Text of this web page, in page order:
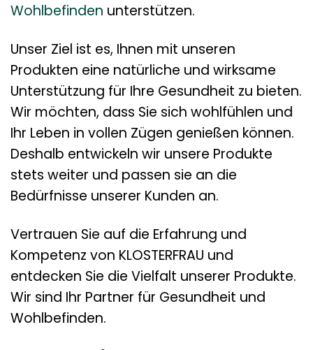
Wohlbefinden unterstützen.
Unser Ziel ist es, Ihnen mit unseren
Produkten eine natürliche und wirksame
Unterstützung für Ihre Gesundheit zu bieten.
Wir möchten, dass Sie sich wohlfühlen und
Ihr Leben in vollen Zügen genießen können.
Deshalb entwickeln wir unsere Produkte
stets weiter und passen sie an die
Bedürfnisse unserer Kunden an.
Vertrauen Sie auf die Erfahrung und
Kompetenz von KLOSTERFRAU und
entdecken Sie die Vielfalt unserer Produkte.
Wir sind Ihr Partner für Gesundheit und
Wohlbefinden.